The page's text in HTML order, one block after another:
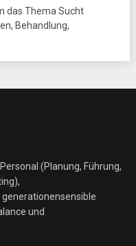
das Thema Sucht
Behandlung,
(Planung, Führung,
und